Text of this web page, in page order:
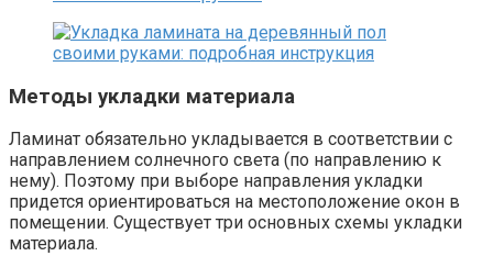
Методы укладки материала
Ламинат обязательно укладывается в соответствии с
направлением солнечного света (по направлению к
нему). Поэтому при выборе направления укладки
придется ориентироваться на местоположение окон в
помещении. Существует три основных схемы укладки
материала.